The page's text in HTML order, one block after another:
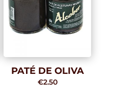
PATÉ DE OLIVA
€2.50